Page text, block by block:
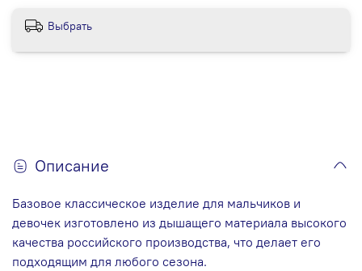
Выбрать
Описание
Базовое классическое изделие для мальчиков и
девочек изготовлено из дышащего материала высокого
качества российского производства, что делает его
подходящим для любого сезона.